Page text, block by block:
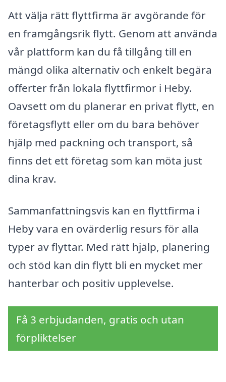
Att välja rätt flyttfirma är avgörande för
en framgångsrik flytt. Genom att använda
vår plattform kan du få tillgång till en
mängd olika alternativ och enkelt begära
offerter från lokala flyttfirmor i Heby.
Oavsett om du planerar en privat flytt, en
företagsflytt eller om du bara behöver
hjälp med packning och transport, så
finns det ett företag som kan möta just
dina krav.
Sammanfattningsvis kan en flyttfirma i
Heby vara en ovärderlig resurs för alla
typer av flyttar. Med rätt hjälp, planering
och stöd kan din flytt bli en mycket mer
hanterbar och positiv upplevelse.
Få 3 erbjudanden, gratis och utan
förpliktelser